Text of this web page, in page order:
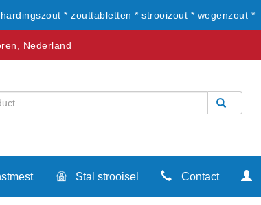
* zouttabletten * strooizout * wegenzout *
Nederland
Stal strooisel Contact